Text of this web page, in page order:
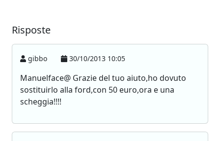
Risposte
gibbo 30/10/2013 10:05
Manuelface@ Grazie del tuo aiuto,ho dovuto
sostituirlo alla ford,con 50 euro,ora e una
scheggia!!!!